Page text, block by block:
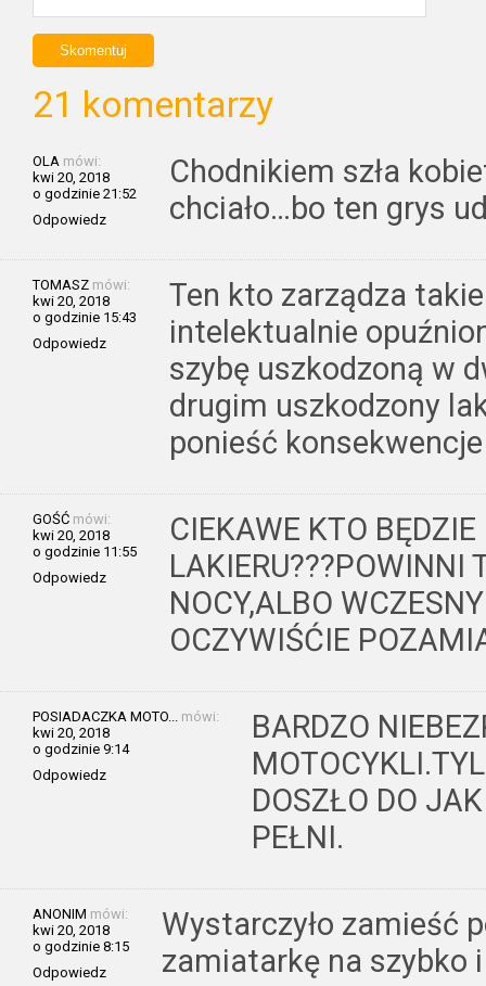
21 komentarzy
OLA mówi:
kwi 20, 2018
o godzinie 21:52
Odpowiedz
Chodnikiem szła
chciało…bo ten grys
TOMASZ mówi:
kwi 20, 2018
o godzinie 15:43
Odpowiedz
Ten kto zarządza
intelektualnie
szybę uszkodzoną w
drugim uszkodzony
ponieść
GOŚĆ mówi:
kwi 20, 2018
o godzinie 11:55
Odpowiedz
CIEKAWE KTO
LAKIERU???POWINNI
NOCY,ALBO
OCZYWIŚĆIE
POSIADACZKA MOTO...
mówi:
kwi 20, 2018
o godzinie 9:14
Odpowiedz
BARDZO
DOSZŁO DO
PEŁNI.
ANONIM mówi:
kwi 20, 2018
o godzinie 8:15
Odpowiedz
Wystarczyło zamieść
zamiatarkę na szybko